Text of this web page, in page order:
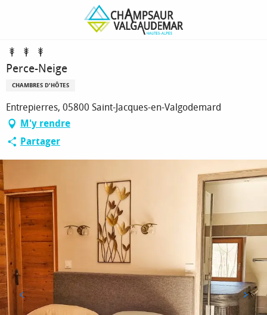
principal
Perce-Neige
Perce-Neige
CHAMBRES D'HÔTES
Entrepierres, 05800 Saint-Jacques-en-Valgodemard
M'y rendre
Partager